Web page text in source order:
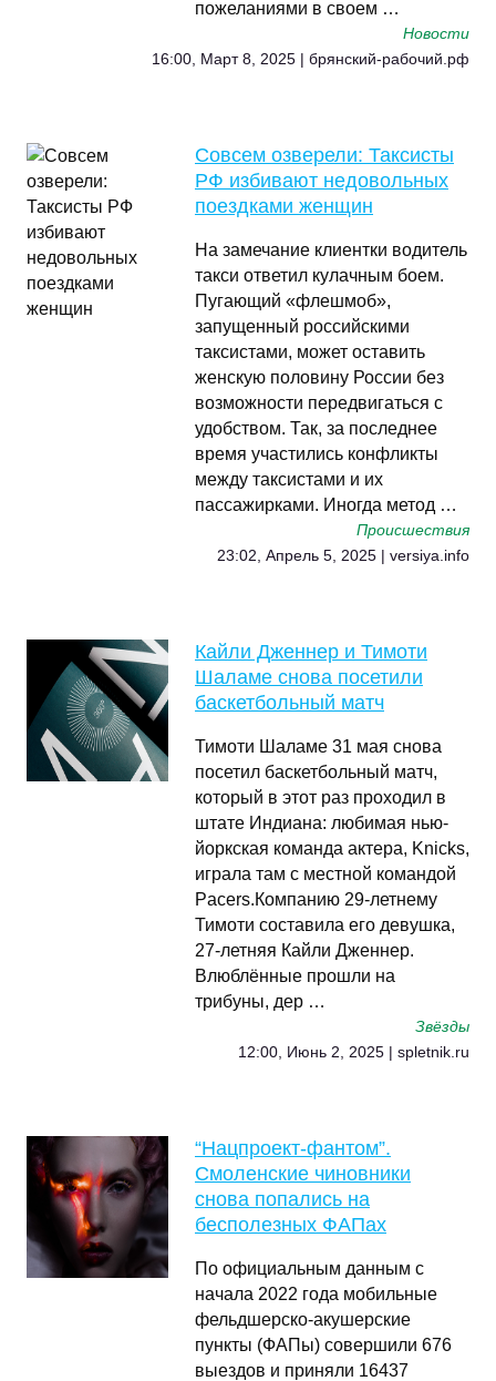
пожеланиями в своем …
Новости
16:00, Март 8, 2025 | брянский-рабочий.рф
Совсем озверели: Таксисты
РФ избивают недовольных
поездками женщин
На замечание клиентки водитель
такси ответил кулачным боем.
Пугающий «флешмоб»,
запущенный российскими
таксистами, может оставить
женскую половину России без
возможности передвигаться с
удобством. Так, за последнее
время участились конфликты
между таксистами и их
пассажирками. Иногда метод …
Происшествия
23:02, Апрель 5, 2025 | versiya.info
Кайли Дженнер и Тимоти
Шаламе снова посетили
баскетбольный матч
Тимоти Шаламе 31 мая снова
посетил баскетбольный матч,
который в этот раз проходил в
штате Индиана: любимая нью-
йоркская команда актера, Knicks,
играла там с местной командой
Pacers.Компанию 29-летнему
Тимоти составила его девушка,
27-летняя Кайли Дженнер.
Влюблённые прошли на
трибуны, дер …
Звёзды
12:00, Июнь 2, 2025 | spletnik.ru
“Нацпроект-фантом”.
Смоленские чиновники
снова попались на
бесполезных ФАПах
По официальным данным с
начала 2022 года мобильные
фельдшерско-акушерские
пункты (ФАПы) совершили 676
выездов и приняли 16437